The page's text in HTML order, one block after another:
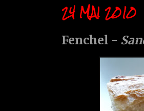
24 MAI 2010
Fenchel -